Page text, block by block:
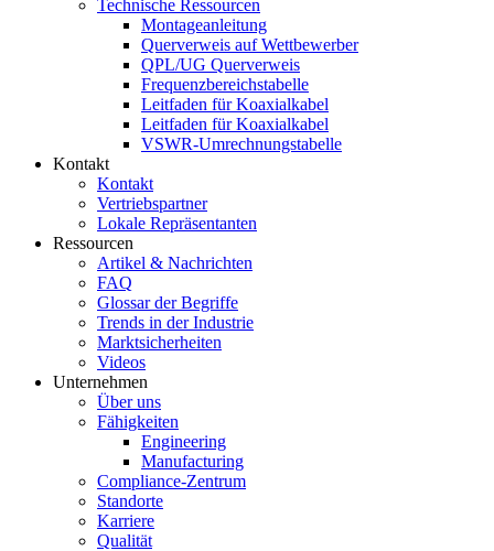
Technische Ressourcen
Montageanleitung
Querverweis auf Wettbewerber
QPL/UG Querverweis
Frequenzbereichstabelle
Leitfaden für Koaxialkabel
Leitfaden für Koaxialkabel
VSWR-Umrechnungstabelle
Kontakt
Kontakt
Vertriebspartner
Lokale Repräsentanten
Ressourcen
Artikel & Nachrichten
FAQ
Glossar der Begriffe
Trends in der Industrie
Marktsicherheiten
Videos
Unternehmen
Über uns
Fähigkeiten
Engineering
Manufacturing
Compliance-Zentrum
Standorte
Karriere
Qualität